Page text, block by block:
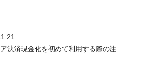
決済現金化を初めて利用する際の注…